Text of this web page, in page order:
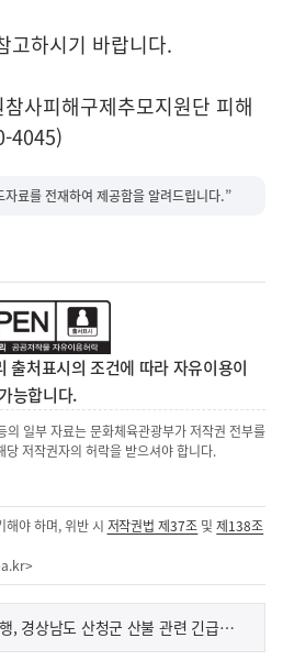
고하시기 바랍니다.
사피해구제추모지원단 피해
4045)
료를 전재하여 제공함을 알려드립니다.”
출처표시의 조건에 따라 자유이용이
가능합니다.
의 일부 자료는 문화체육관광부가 저작권 전부를
저작권자의 허락을 받으셔야 합니다.
해야 하며, 위반 시 저작권법 제37조 및제138조
>
행정안전부 장관 직무대행, 경상남도 산청군 산불 관련 긴급지시